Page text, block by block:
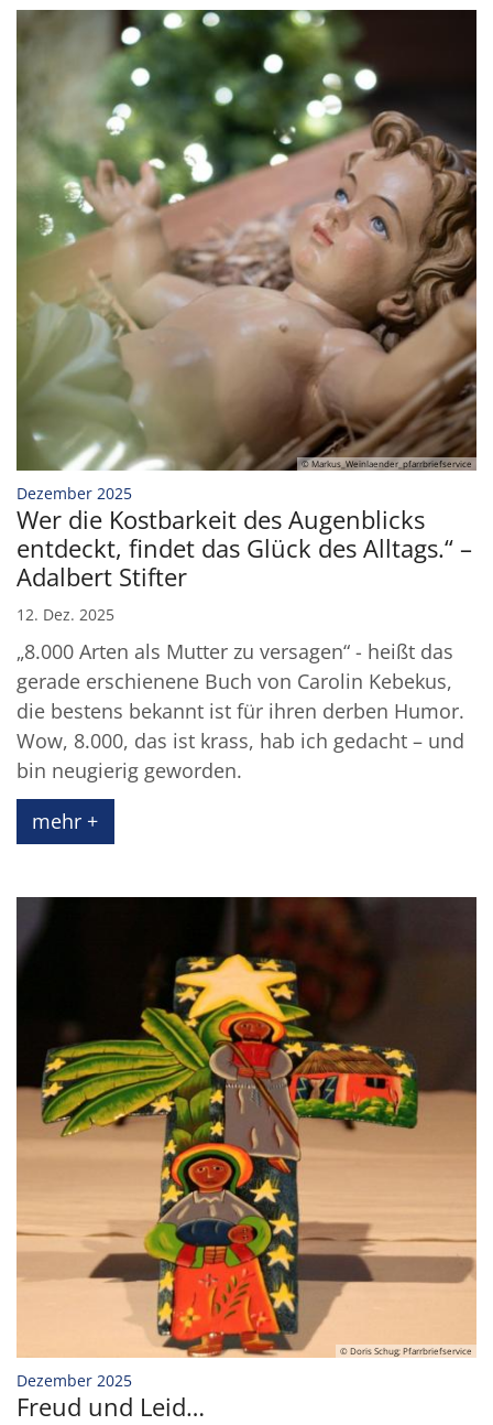
© Markus_Weinlaender_pfarrbriefservice
Dezember 2025:
Wer die Kostbarkeit des Augenblicks
entdeckt, findet das Glück des Alltags.“ –
Adalbert Stifter
12. Dez. 2025
„8.000 Arten als Mutter zu versagen“ - heißt das
gerade erschienene Buch von Carolin Kebekus,
die bestens bekannt ist für ihren derben Humor.
Wow, 8.000, das ist krass, hab ich gedacht – und
bin neugierig geworden.
mehr +
© Doris Schug; Pfarrbriefservice
Dezember 2025:
Freud und Leid…